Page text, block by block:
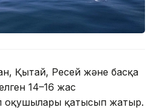
Қытай, Ресей және басқа
14–16 жас
оқушылары қатысып жатыр.